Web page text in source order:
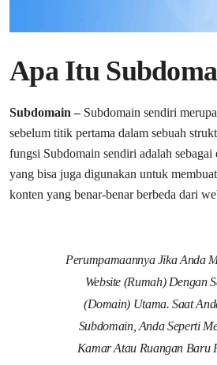
Apa Itu
Subdomain – Subdomain sendiri
sebelum titik pertama dalam sebuah
fungsi Subdomain sendiri adalah sebagai
yang bisa juga digunakan untuk
konten yang benar-benar berbeda dari
Perumpamaannya Jika Anda
Website (rumah) Dengan
(domain) Utama. Saat
Subdomain, Anda Seperti
Kamar Atau Ruangan Baru